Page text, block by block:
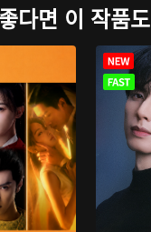
다면 이 작품도